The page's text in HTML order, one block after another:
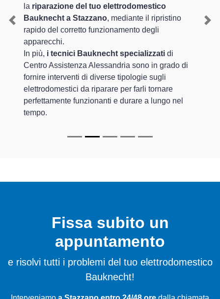
la riparazione del tuo elettrodomestico
Bauknecht a Stazzano, mediante il ripristino
rapido del corretto funzionamento degli
apparecchi.
In più, i tecnici Bauknecht specializzati di
Centro Assistenza Alessandria sono in grado di
fornire interventi di diverse tipologie sugli
elettrodomestici da riparare per farli tornare
perfettamente funzionanti e durare a lungo nel
tempo.
Previous
Fissa subito un
appuntamento
e risolvi tutti i problemi del tuo elettrodomestico
Bauknecht!